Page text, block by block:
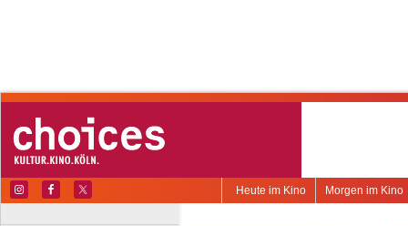
Morgen im Kino
Heute im Kino